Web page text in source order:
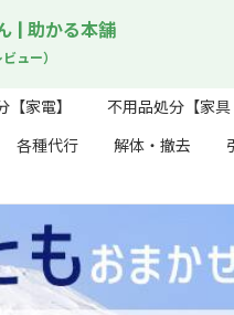
| 助かる本舗
ュー）
家電】 不用品処分【家具
各種代行 解体・撤去